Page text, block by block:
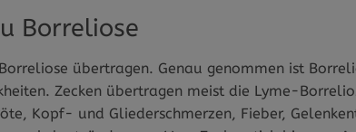
Borreliose
übertragen. Genau genommen ist
Zecken übertragen meist die Lyme-
Kopf- und Gliederschmerzen, Fieber,